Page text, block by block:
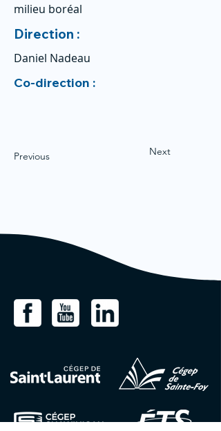
milieu boréal
Direction :
Daniel Nadeau
Co-direction :
Previous Next